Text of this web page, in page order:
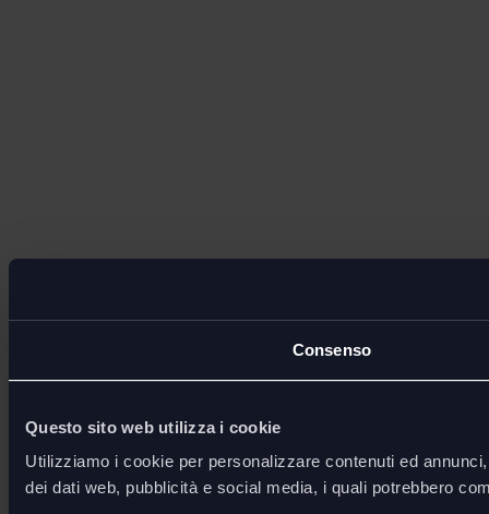
Consenso
Questo sito web utilizza i cookie
Utilizziamo i cookie per personalizzare contenuti ed
dei dati web, pubblicità e social media, i quali potrebbero